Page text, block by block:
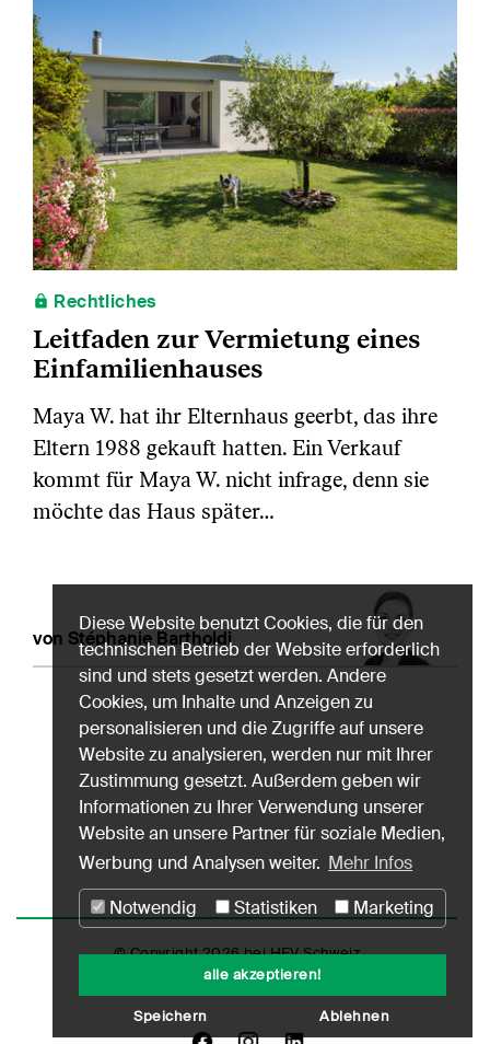
Rechtliches
Leitfaden zur Vermietung eines
Einfamilienhauses
Maya W. hat ihr Elternhaus geerbt, das ihre
Eltern 1988 gekauft hatten. Ein Verkauf
kommt für Maya W. nicht infrage, denn sie
möchte das Haus später…
von Stéphanie Bartholdi
© Copyright 2026 bei HEV Schweiz
Datenschutz Nutzungshinweise
Diese Website benutzt Cookies, die für den
technischen Betrieb der Website erforderlich
sind und stets gesetzt werden. Andere
Cookies, um Inhalte und Anzeigen zu
personalisieren und die Zugriffe auf unsere
Website zu analysieren, werden nur mit Ihrer
Zustimmung gesetzt. Außerdem geben wir
Informationen zu Ihrer Verwendung unserer
Website an unsere Partner für soziale Medien,
Werbung und Analysen weiter. Mehr Infos
Notwendig
Statistiken Marketing
alle akzeptieren!
Speichern Ablehnen